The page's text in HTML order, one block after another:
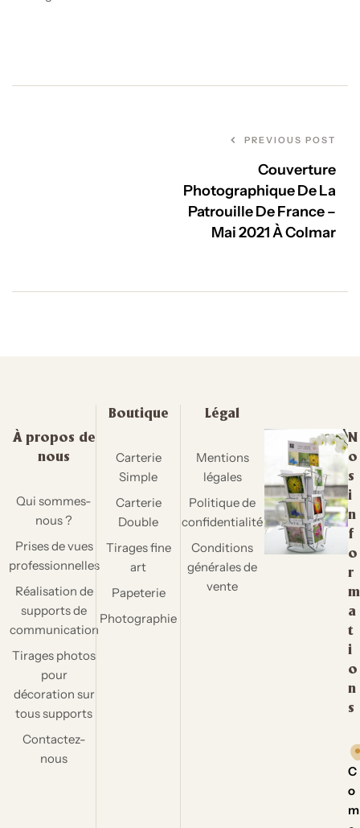
PREVIOUS POST
Couverture
Photographique De La
Patrouille De France –
Mai 2021 À Colmar
À propos de
nous
Qui sommes-
nous ?
Prises de vues
professionnelles
Réalisation de
supports de
communication
Tirages photos
pour
décoration sur
tous supports
Contactez-
nous
Boutique
Carterie
Simple
Carterie
Double
Tirages fine
art
Papeterie
Photographie
Légal
Mentions
légales
Politique de
confidentialité
Conditions
générales de
vente
N
o
s
i
n
f
o
r
m
a
t
i
o
n
s
C
o
m